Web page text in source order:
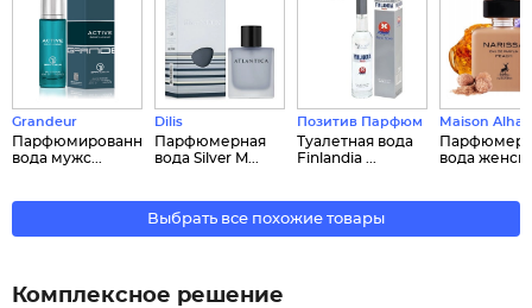
Grandeur
Парфюмированная
вода мужс...
Dilis
Парфюмерная
вода Silver M...
Позитив Парфюм
Туалетная вода
Finlandia ...
Maison
вода
Выбрать все похожие товары
Комплексное решение